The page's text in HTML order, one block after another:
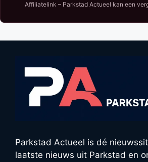
Affiliatelink – Parkstad Actueel kan een
Parkstad Actueel is dé
laatste nieuws uit Parkstad en